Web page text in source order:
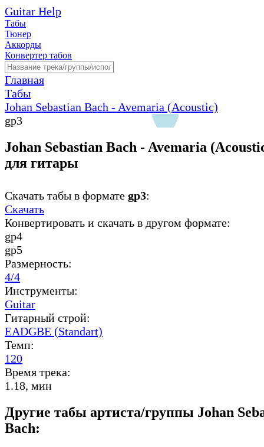
Guitar Help
Табы
Тюнер
Аккорды
Конвертер табов
Главная
Табы
Johan Sebastian Bach - Avemaria (Acoustic)
gp3
Johan Sebastian Bach - Avemaria
для гитары
Скачать табы в формате gp3:
Скачать
Конвертировать и скачать в другом формате:
gp4
gp5
Размерность:
4/4
Инструменты:
Guitar
Гитарный строй:
EADGBE (Standart)
Темп:
120
Время трека:
1.18, мин
Другие табы артиста/группы Johan
Bach: